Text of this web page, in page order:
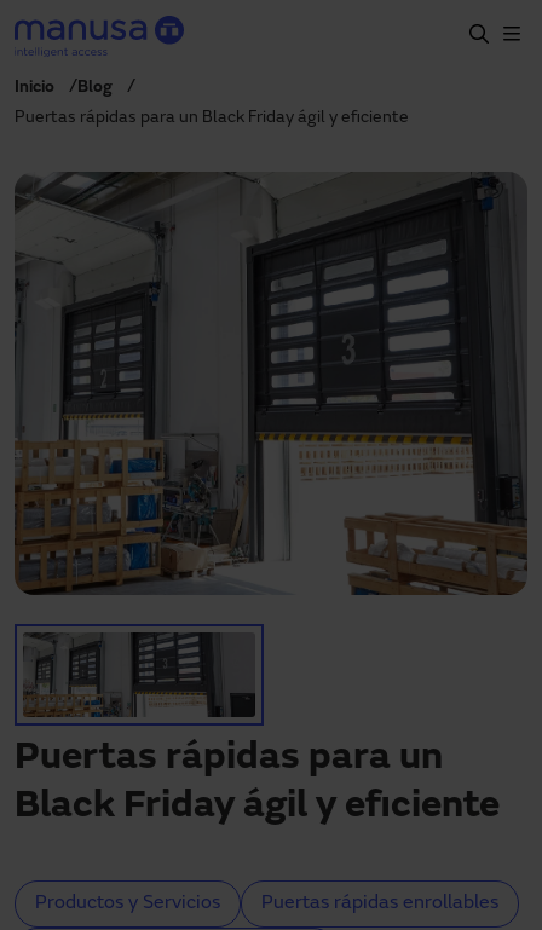
Skip to main content
Servicios
Especificación
Proyectos
Sobre nosotros
ES-LATAM
+34 935 915 700
manusa@manusa.com
¿Necesitas asistencia?
Descargas
Mi área
Inicio
Blog
Puertas rápidas para un Black Friday ágil y eficiente
Puertas rápidas para un
Black Friday ágil y eficiente
Productos y Servicios Puertas rápidas enrollables